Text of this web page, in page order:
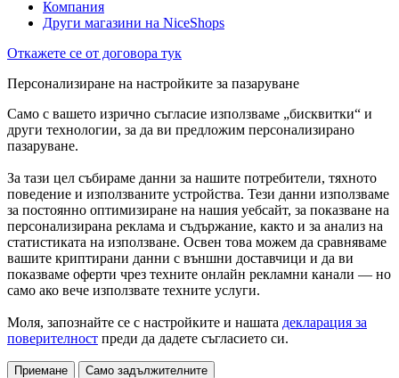
Компания
Други магазини на NiceShops
Откажете се от договора тук
Персонализиране на настройките за пазаруване
Само с вашето изрично съгласие използваме „бисквитки“ и
други технологии, за да ви предложим персонализирано
пазаруване.
За тази цел събираме данни за нашите потребители, тяхното
поведение и използваните устройства. Тези данни използваме
за постоянно оптимизиране на нашия уебсайт, за показване на
персонализирана реклама и съдържание, както и за анализ на
статистиката на използване. Освен това можем да сравняваме
вашите криптирани данни с външни доставчици и да ви
показваме оферти чрез техните онлайн рекламни канали — но
само ако вече използвате техните услуги.
Моля, запознайте се с настройките и нашата декларация за
поверителност преди да дадете съгласието си.
Приемане
Само задължителните